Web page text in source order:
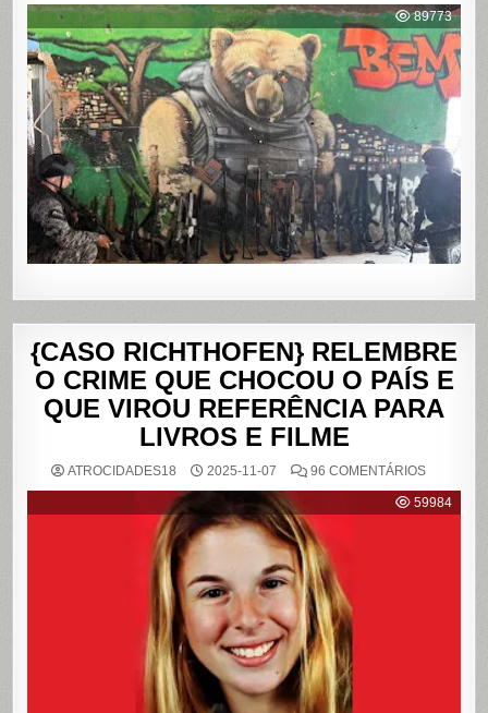
POLICIAL
DEIXA
121
MORTOS
NOS
DO
ALEMÃO
PENHA,
NO
RIO
89773
{CASO RICHTHOFEN} RELEMBRE
O CRIME QUE CHOCOU O PAÍS E
QUE VIROU REFERÊNCIA PARA
LIVROS E FILME
ATROCIDADES18 2025-11-07 96 COMENTÁRIOSEM
59984